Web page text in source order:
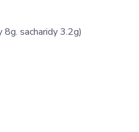
sacharidy 3.2g)